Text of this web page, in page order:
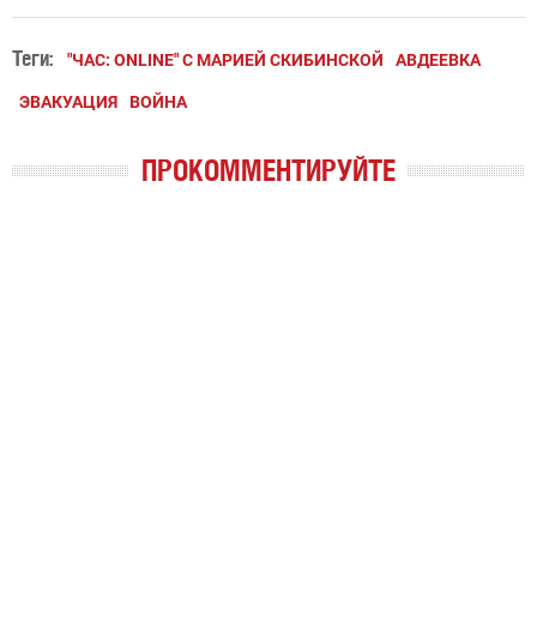
Теги: "ЧАС: ONLINE" С МАРИЕЙ СКИБИНСКОЙ АВДЕЕВКА
ЭВАКУАЦИЯ ВОЙНА
ПРОКОММЕНТИРУЙТЕ